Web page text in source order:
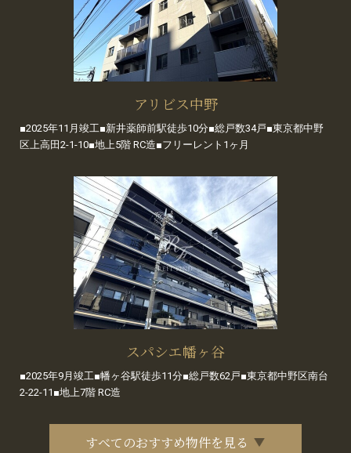
アリビス中野
■2025年11月竣工■新井薬師前駅徒歩10分■総戸数34戸■東京都中野
区上高田2-1-10■地上5階 RC造■フリーレント1ヶ月
スパシエ幡ヶ谷
■2025年9月竣工■幡ヶ谷駅徒歩11分■総戸数62戸■東京都中野区南台
2-22-11■地上7階 RC造
すべてのおすすめ物件を見る